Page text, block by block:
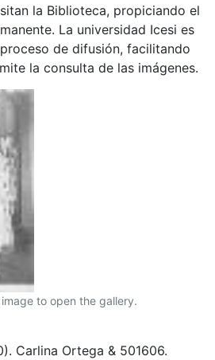
la Biblioteca, propiciando el
La universidad Icesi es
de difusión, facilitando
la consulta de las imágenes.
to open the gallery.
Carlina Ortega & 501606.